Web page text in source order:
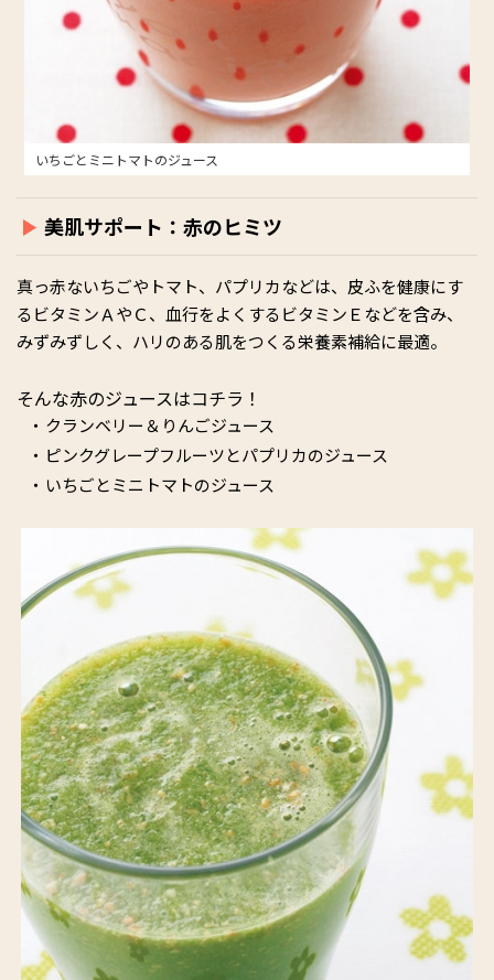
いちごとミニトマトのジュース
美肌サポート：赤のヒミツ
真っ赤ないちごやトマト、パプリカなどは、皮ふを健康にす
るビタミンＡやＣ、血行をよくするビタミンＥなどを含み、
みずみずしく、ハリのある肌をつくる栄養素補給に最適。
そんな赤のジュースはコチラ！
クランベリー＆りんごジュース
ピンクグレープフルーツとパプリカのジュース
いちごとミニトマトのジュース